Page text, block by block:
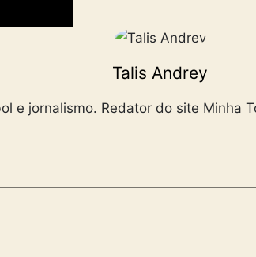
Talis Andrey
e jornalismo. Redator do site Minha